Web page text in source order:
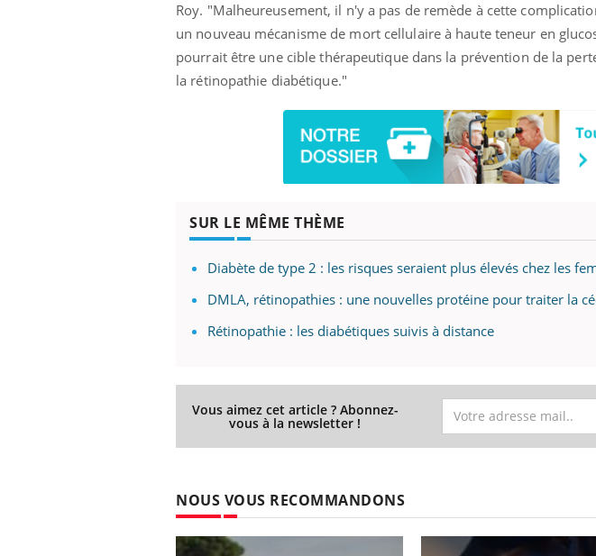
Roy. "Malheureusement, il n'y a pas de remède à cette
un nouveau mécanisme de mort cellulaire à haute teneur en
pourrait être une cible thérapeutique dans la prévention de la
la rétinopathie diabétique."
SUR LE MÊME THÈME
Diabète de type 2 : les risques seraient plus élevés chez les
DMLA, rétinopathies : une nouvelles protéine pour traiter la
Rétinopathie : les diabétiques suivis à distance
Vous aimez cet article ? Abonnez-
vous à la newsletter !
NOUS VOUS RECOMMANDONS